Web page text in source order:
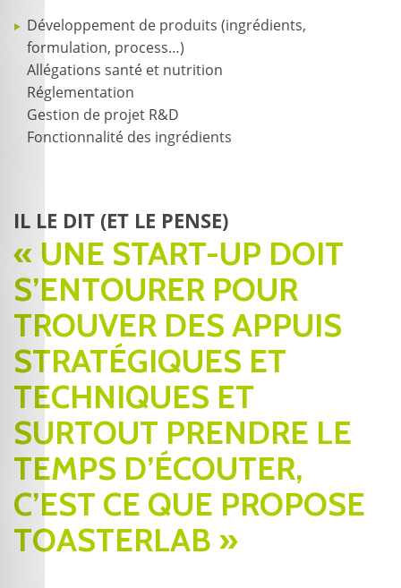
Développement de produits (ingrédients,
formulation, process…)
Allégations santé et nutrition
Réglementation
Gestion de projet R&D
Fonctionnalité des ingrédients
IL LE DIT (ET LE PENSE)
« UNE START-UP DOIT
S’ENTOURER POUR
TROUVER DES APPUIS
STRATÉGIQUES ET
TECHNIQUES ET
SURTOUT PRENDRE LE
TEMPS D’ÉCOUTER,
C’EST CE QUE PROPOSE
TOASTERLAB »